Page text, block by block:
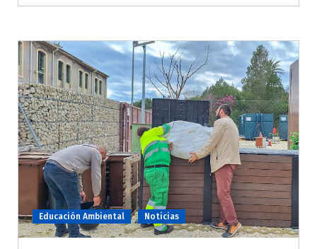
Educación Ambiental Noticias